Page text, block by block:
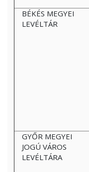
BÉKÉS MEGYEI
LEVÉLTÁR
GYŐR MEGYEI
JOGÚ VÁROS
LEVÉLTÁRA